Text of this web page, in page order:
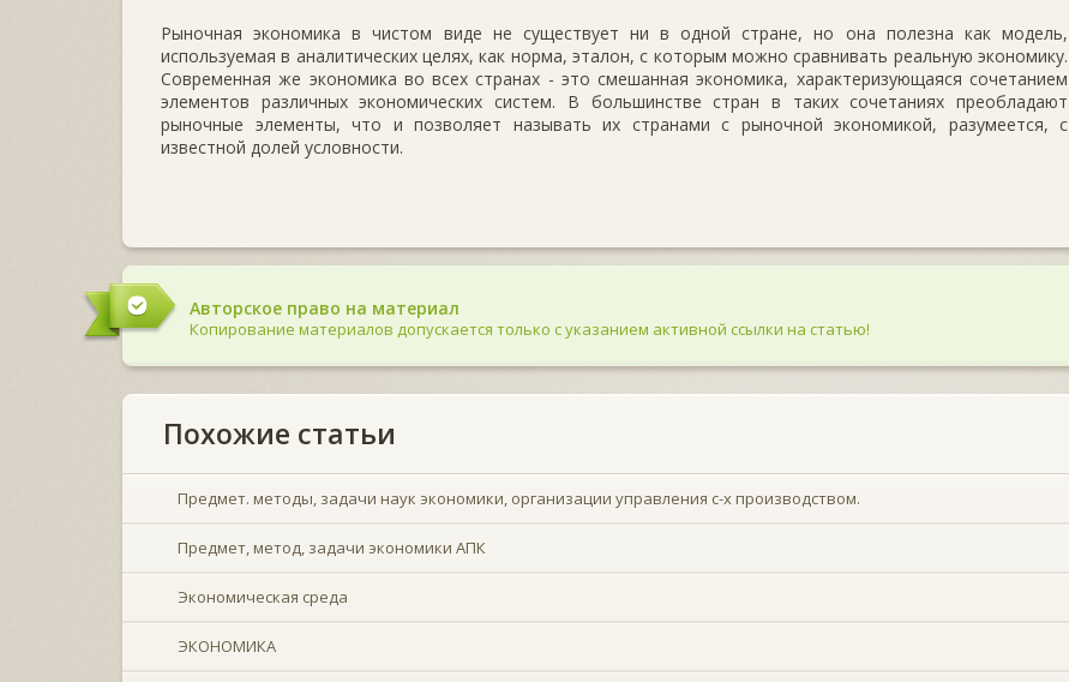
Рыночная экономика в чистом виде не существует ни в одной стране, но она полезна как модель,
используемая в аналитических целях, как норма, эталон, с которым можно сравнивать реальную экономику.
Современная же экономика во всех странах - это смешанная экономика, характеризующаяся сочетанием
элементов различных экономических систем. В большинстве стран в таких сочетаниях преобладают
рыночные элементы, что и позволяет называть их странами с рыночной экономикой, разумеется, с
известной долей условности.
Авторское право на материал
Копирование материалов допускается только с указанием активной ссылки на статью!
Похожие статьи
Предмет. методы, задачи наук экономики, организации управления с-х производством.
Предмет, метод, задачи экономики АПК
Экономическая среда
ЭКОНОМИКА